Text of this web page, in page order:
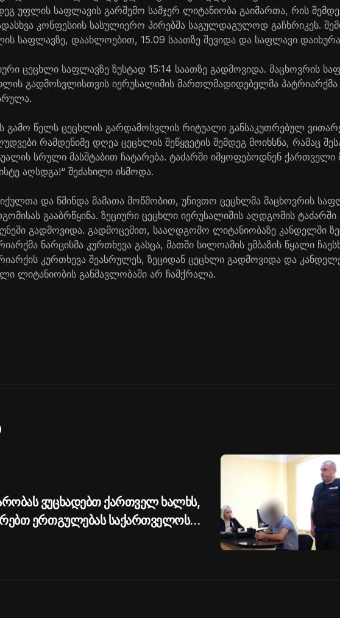
უფლის საფლავის გარშემო სამჯერ ლიტანიობა გაიმართა, რის
კონფესიის სასულიერო პირებმა საგულდაგულოდ გაჩხრიკეს.
საფლავზე, დაახლოებით, 15.09 საათზე შევიდა და საფლავი
ცეცხლი საფლავზე ზუსტად 15:14 საათზე გადმოვიდა. მაცხოვრის
გადმოსვლისთვის იერუსალიმის მართლმადიდებელმა პატრიარქმა
გამო წელს ცეცხლის გარდამოსვლის რიტუალი განსაკუთრებულ
რამდენიმე დღეა ცეცხლის შეწყვეტის შემდეგ მოიხსნა, რამაც
სრული მასშტაბით ჩატარება. ტაძარში იმყოფებოდნენ
აღსდგა!“ შეძახილი ისმოდა.
და წმინდა მამათა მოწმობით, უნივთო ცეცხლმა მაცხოვრის
გააბრწყინა. ზეციური ცეცხლი იერუსალიმის აღდგომის
გადმოვიდა. გადმოცემით, სააღდგომო ლიტანიობაზე კანდელში
ნარცისმა კურთხევა გასცა, მათში სილოამის ემბაზის წყალი
კურთხევა შეასრულეს, ზეციდან ცეცხლი გადმოვიდა და
ლიტანიობის განმავლობაში არ ჩამქრალა.
ვუცხადებთ ქართველ ხალხს,
ერთგულებას საქართველოს